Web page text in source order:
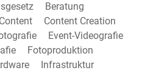
Beratung
Content
Content Creation
Event-Videografie
Fotoproduktion
Infrastruktur